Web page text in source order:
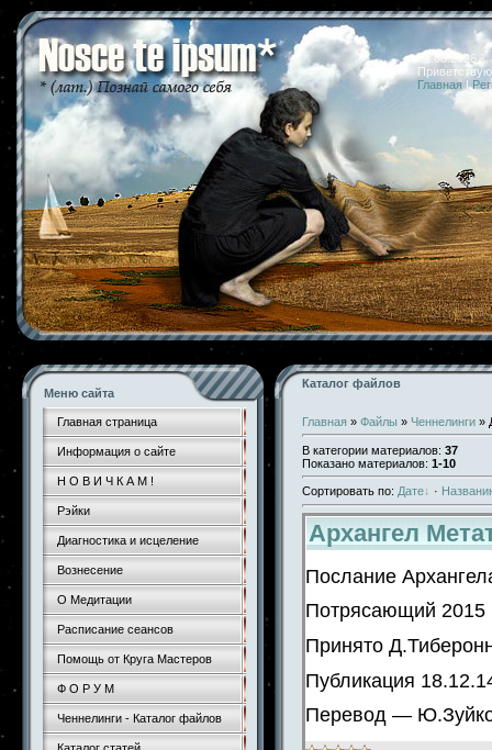
08.08.2026
Главная |
Меню сайта
Главная страница
Информация о сайте
Н О В И Ч К А М !
Рэйки
Диагностика и исцеление
Вознесение
О Медитации
Расписание сеансов
Помощь от Круга Мастеров
Ф О Р У М
Ченнелинги - Каталог файлов
Каталог файлов
Главная » Файлы » Ченнелинги »
В категории материалов: 37
Показано материалов: 1-10
Сортировать по: Дате ·
Архангел
Послание
Потрясающий 2015
Принято
Публикация
Перевод —